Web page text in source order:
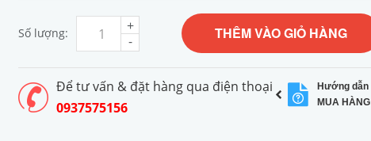
Số lượng: -
+ THÊM VÀO GIỎ HÀNG
Để tư vấn & đặt hàng qua điện thoại
0937575156
Hướng dẫn
MUA HÀNG